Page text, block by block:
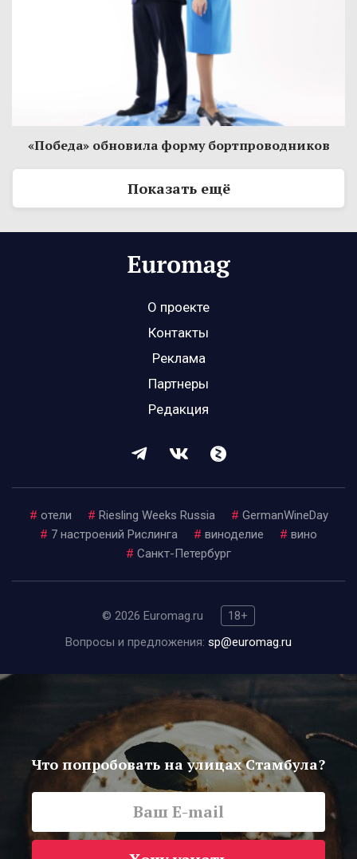
«Победа» обновила форму бортпроводников
Показать ещё
О проекте
Контакты
Реклама
Партнеры
Редакция
# отели # Riesling Weeks Russia # GermanWineDay
# 7 настроений Рислинга # виноделие # вино
# Санкт-Петербург
© 2026 Euromag.ru
18+
Вопросы и предложения: sp@euromag.ru
Что попробовать на улицах Стамбула?